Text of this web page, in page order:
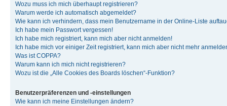
Wozu muss ich mich überhaupt registrieren?
Warum werde ich automatisch abgemeldet?
Wie kann ich verhindern, dass mein Benutzername in der Online-Liste
Ich habe mein Passwort vergessen!
Ich habe mich registriert, kann mich aber nicht anmelden!
Ich habe mich vor einiger Zeit registriert, kann mich aber nicht mehr
Was ist COPPA?
Warum kann ich mich nicht registrieren?
Wozu ist die „Alle Cookies des Boards löschen“-Funktion?
Benutzerpräferenzen und -einstellungen
Wie kann ich meine Einstellungen ändern?